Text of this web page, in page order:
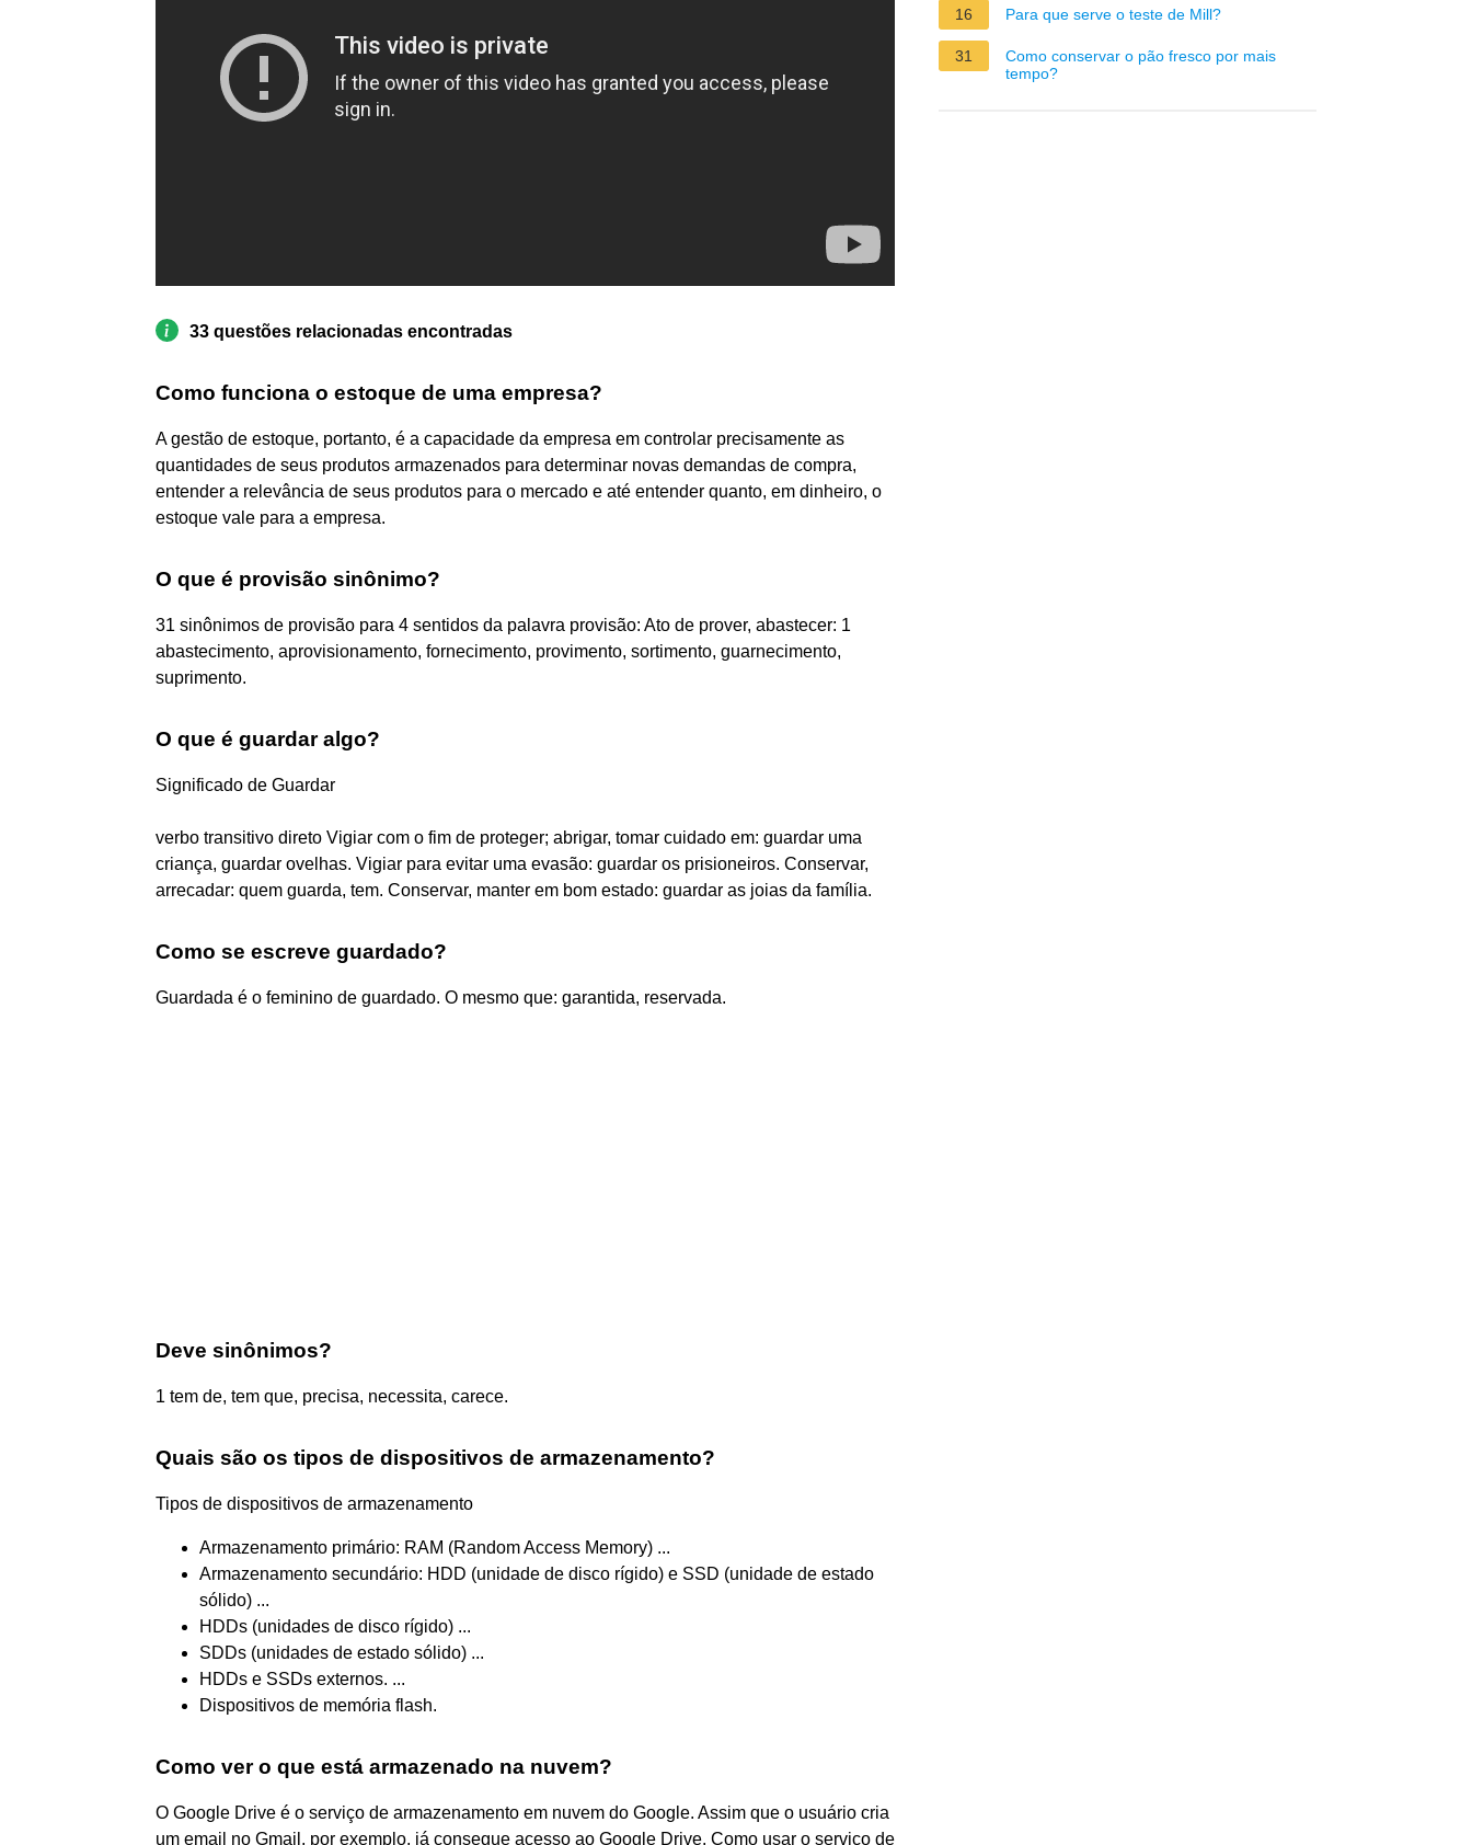
33 questões relacionadas encontradas
Como funciona o estoque de uma empresa?
A gestão de estoque, portanto, é a capacidade da empresa em controlar precisamente as
quantidades de seus produtos armazenados para determinar novas demandas de compra,
entender a relevância de seus produtos para o mercado e até entender quanto, em dinheiro, o
estoque vale para a empresa.
O que é provisão sinônimo?
31 sinônimos de provisão para 4 sentidos da palavra provisão: Ato de prover, abastecer: 1
abastecimento, aprovisionamento, fornecimento, provimento, sortimento, guarnecimento,
suprimento.
O que é guardar algo?
Significado de Guardar
verbo transitivo direto Vigiar com o fim de proteger; abrigar, tomar cuidado em: guardar uma
criança, guardar ovelhas. Vigiar para evitar uma evasão: guardar os prisioneiros. Conservar,
arrecadar: quem guarda, tem. Conservar, manter em bom estado: guardar as joias da família.
Como se escreve guardado?
Guardada é o feminino de guardado. O mesmo que: garantida, reservada.
Deve sinônimos?
1 tem de, tem que, precisa, necessita, carece.
Quais são os tipos de dispositivos de armazenamento?
Tipos de dispositivos de armazenamento
Armazenamento primário: RAM (Random Access Memory) ...
Armazenamento secundário: HDD (unidade de disco rígido) e SSD (unidade de estado
sólido) ...
HDDs (unidades de disco rígido) ...
SDDs (unidades de estado sólido) ...
HDDs e SSDs externos. ...
Dispositivos de memória flash.
Como ver o que está armazenado na nuvem?
O Google Drive é o serviço de armazenamento em nuvem do Google. Assim que o usuário cria
um email no Gmail, por exemplo, já consegue acesso ao Google Drive. Como usar o serviço de
16 Para que serve o teste de Mill?
31
Como conservar o pão fresco por mais
tempo?